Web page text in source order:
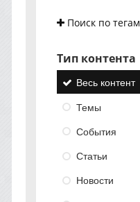
Поиск по тегам
Тип контента
Весь контент
Темы
События
Статьи
Новости